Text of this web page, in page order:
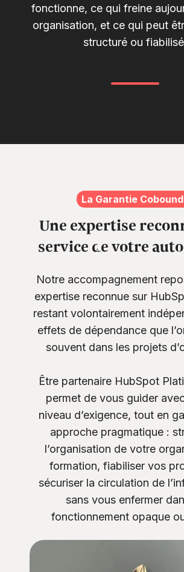
fonctionne, ce qui freine
organisation, et ce qui peut
structuré ou
La Garantie
Une expertise
service de votre
Notre accompagnement
expertise reconnue sur
restant volontairement
effets de dépendance que
souvent dans les projets
Être partenaire HubSpot
permet de vous guider
niveau d’exigence, tout en
approche pragmatique :
l’organisation de votre
formation, fiabiliser vos
sécuriser la circulation de
sans vous enfermer
fonctionnement opaque